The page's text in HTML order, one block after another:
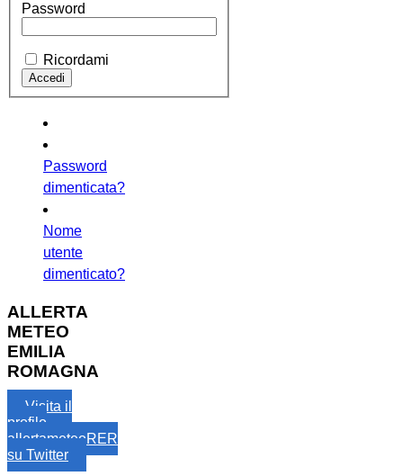
Password
Ricordami
Password
dimenticata?
Nome
utente
dimenticato?
ALLERTA
METEO
EMILIA
ROMAGNA
Visita il
profilo
allertameteoRER
su Twitter